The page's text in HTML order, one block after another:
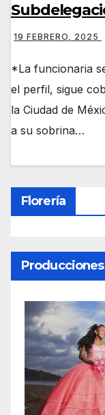
19 FEBRERO, 2025
*La funcionaria
el perfil, sigue
la Ciudad de
a su sobrina…
Florería